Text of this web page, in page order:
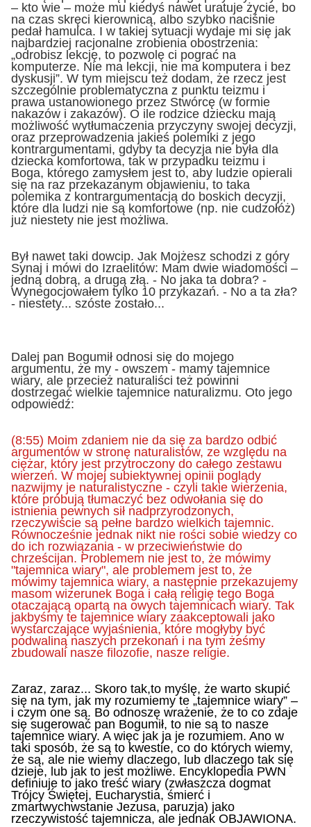
– kto wie – może mu kiedyś nawet uratuje życie, bo
na czas skręci kierownicą, albo szybko naciśnie
pedał hamulca. I w takiej sytuacji wydaje mi się jak
najbardziej racjonalne zrobienia obostrzenia:
„odrobisz lekcję, to pozwolę ci pograć na
komputerze. Nie ma lekcji, nie ma komputera i bez
dyskusji”. W tym miejscu też dodam, że rzecz jest
szczególnie problematyczna z punktu teizmu i
prawa ustanowionego przez Stwórcę (w formie
nakazów i zakazów). O ile rodzice dziecku mają
możliwość wytłumaczenia przyczyny swojej decyzji,
oraz przeprowadzenia jakieś polemiki z jego
kontrargumentami, gdyby ta decyzja nie była dla
dziecka komfortowa, tak w przypadku teizmu i
Boga, którego zamysłem jest to, aby ludzie opierali
się na raz przekazanym objawieniu, to taka
polemika z kontrargumentacją do boskich decyzji,
które dla ludzi nie są komfortowe (np. nie cudzołóż)
już niestety nie jest możliwa.
Był nawet taki dowcip. Jak Mojżesz schodzi z góry
Synaj i mówi do Izraelitów: Mam dwie wiadomości –
jedną dobrą, a drugą złą. - No jaka ta dobra? -
Wynegocjowałem tylko 10 przykazań. - No a ta zła?
- niestety... szóste zostało...
Dalej pan Bogumił odnosi się do mojego
argumentu, że my - owszem - mamy tajemnice
wiary, ale przecież naturaliści też powinni
dostrzegać wielkie tajemnice naturalizmu. Oto jego
odpowiedź:
(8:55) Moim zdaniem nie da się za bardzo odbić
argumentów w stronę naturalistów, ze względu na
ciężar, który jest przytroczony do całego zestawu
wierzeń. W mojej subiektywnej opinii poglądy
nazwijmy je naturalistyczne - czyli takie wierzenia,
które próbują tłumaczyć bez odwołania się do
istnienia pewnych sił nadprzyrodzonych,
rzeczywiście są pełne bardzo wielkich tajemnic.
Równocześnie jednak nikt nie rości sobie wiedzy co
do ich rozwiązania - w przeciwieństwie do
chrześcijan. Problemem nie jest to, że mówimy
"tajemnica wiary", ale problemem jest to, że
mówimy tajemnica wiary, a następnie przekazujemy
masom wizerunek Boga i całą religię tego Boga
otaczającą opartą na owych tajemnicach wiary. Tak
jakbyśmy te tajemnice wiary zaakceptowali jako
wystarczające wyjaśnienia, które mogłyby być
podwaliną naszych przekonań i na tym żeśmy
zbudowali nasze filozofie, nasze religie.
Zaraz, zaraz... Skoro tak,to myślę, że warto skupić
się na tym, jak my rozumiemy te „tajemnice wiary” –
i czym one są. Bo odnoszę wrażenie, że to co zdaje
się sugerować pan Bogumił, to nie są to nasze
tajemnice wiary. A więc jak ja je rozumiem. Ano w
taki sposób, że są to kwestie, co do których wiemy,
że są, ale nie wiemy dlaczego, lub dlaczego tak się
dzieje, lub jak to jest możliwe. Encyklopedia PWN
definiuje to jako treść wiary (zwłaszcza dogmat
Trójcy Świętej, Eucharystia, śmierć i
zmartwychwstanie Jezusa, paruzja) jako
rzeczywistość tajemnicza, ale jednak OBJAWIONA.